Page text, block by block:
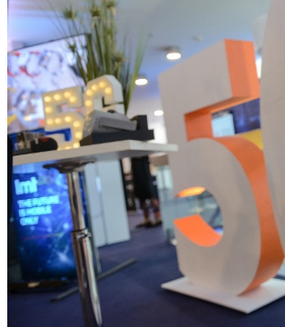
Pieslēgumi
Internets mājai ar 4G/5G rūteri
Mobilais internets iekārtās
IoT pieslēgums
Ģimenes komplekta kalkulators
Saistītie pakalpojumi
Interneta sargs
Tehniskie darbi
Microsoft 365 + OneDrive
Noderīgi
5G pārklājuma karte
Jautājumi un atbildes
Priekšapmaksas karte
Visi televizori
Samsung
LG
Xiaomi
TCL
Piederumi
Konsoles
Spēles un kontrolieri
Projektori
Audiosistēmas
TV piederumi
Noderīgi
Iekārtu apdrošināšana
Nomaksas līgums
Audio